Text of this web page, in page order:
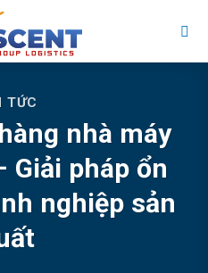
TỨC
nhà máy
Giải pháp ổn
nghiệp sản